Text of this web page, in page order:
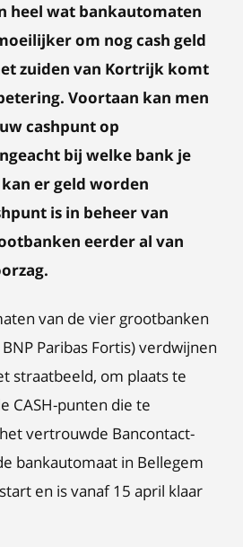
heel wat bankautomaten
om nog cash geld
zuiden van Kortrijk komt
Voortaan kan men
cashpunt op
bij welke bank je
er geld worden
is in beheer van
eerder al van
van de vier grootbanken
Paribas Fortis) verdwijnen
straatbeeld, om plaats te
CASH-punten die te
vertrouwde Bancontact-
bankautomaat in Bellegem
en is vanaf 15 april klaar